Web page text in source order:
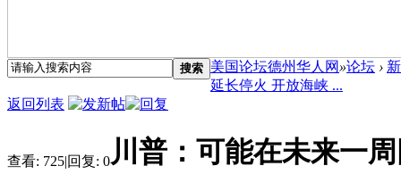
搜索 美国论坛德州华人网 »论坛 ›
延长停火 开放海峡 ...
返回列表
查看: 725|回复: 0川普：可能在未来一